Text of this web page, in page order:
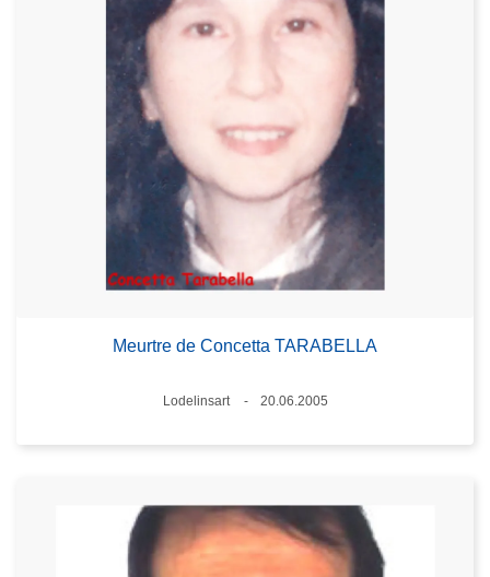
Meurtre de Concetta TARABELLA
Standort
Lodelinsart
20.06.2005